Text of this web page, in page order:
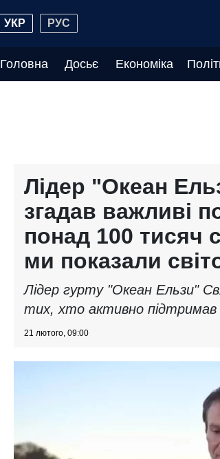
УКР РУС
Головна Досьє Економіка
Лідер "Океан
згадав важливі
понад 100 тисяч
ми показали
Лідер гурту "Океан Ельзи"
тих, хто активно підтримав
21 лютого, 09:00